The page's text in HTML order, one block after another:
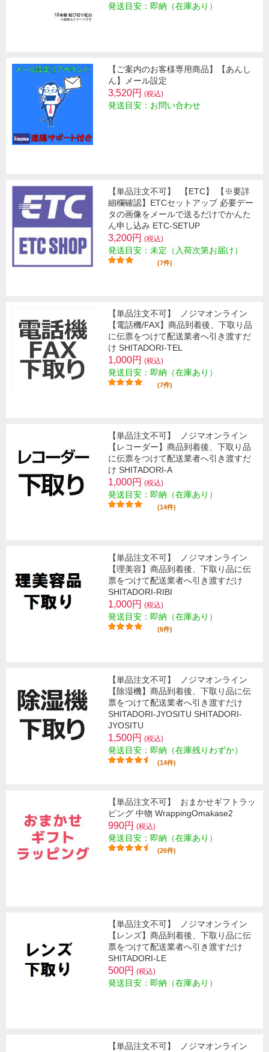
発送目安：即納（在庫あり）
【ご案内のお客様専用商品】【あんし
ん】メール設定
3,520円 (税込)
発送目安：お問い合わせ
【単品注文不可】
【ETC】 【※要詳
細欄確認】ETCセットアップ 必要デー
タの画像をメールで送るだけでかんた
ん申し込み ETC-SETUP
3,200円 (税込)
発送目安：未定（入荷次第お届け）
(7件)
【単品注文不可】
ノジマオンライン
【電話機/FAX】商品到着後、下取り品
に伝票をつけて配送業者へ引き渡すだ
け SHITADORI-TEL
1,000円 (税込)
発送目安：即納（在庫あり）
(7件)
【単品注文不可】
ノジマオンライン
【レコーダー】商品到着後、下取り品
に伝票をつけて配送業者へ引き渡すだ
け SHITADORI-A
1,000円 (税込)
発送目安：即納（在庫あり）
(14件)
【単品注文不可】
ノジマオンライン
【理美容】商品到着後、下取り品に伝
票をつけて配送業者へ引き渡すだけ
SHITADORI-RIBI
1,000円 (税込)
発送目安：即納（在庫あり）
(6件)
【単品注文不可】
ノジマオンライン
【除湿機】商品到着後、下取り品に伝
票をつけて配送業者へ引き渡すだけ
SHITADORI-JYOSITU SHITADORI-
JYOSITU
1,500円 (税込)
発送目安：即納（在庫残りわずか）
(14件)
【単品注文不可】
おまかせギフトラッ
ピング 中物 WrappingOmakase2
990円 (税込)
発送目安：即納（在庫あり）
(26件)
【単品注文不可】
ノジマオンライン
【レンズ】商品到着後、下取り品に伝
票をつけて配送業者へ引き渡すだけ
SHITADORI-LE
500円 (税込)
発送目安：即納（在庫あり）
【単品注文不可】 ノジマオンライン